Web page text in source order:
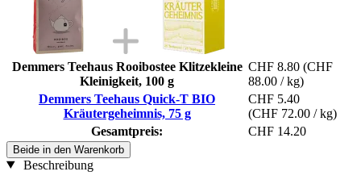
Demmers Teehaus Rooibostee Klitzekleine
Kleinigkeit, 100 g
CHF 8.80 (CHF
88.00 / kg)
Demmers Teehaus Quick-T BIO
Kräutergeheimnis, 75 g
CHF 5.40
(CHF 72.00 / kg)
Gesamtpreis:
CHF 14.20
Beide in den Warenkorb
Beschreibung